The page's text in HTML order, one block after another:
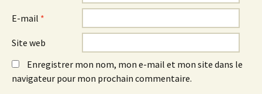
E-mail *
Site web
Enregistrer mon nom, mon e-mail et mon site dans le
navigateur pour mon prochain commentaire.